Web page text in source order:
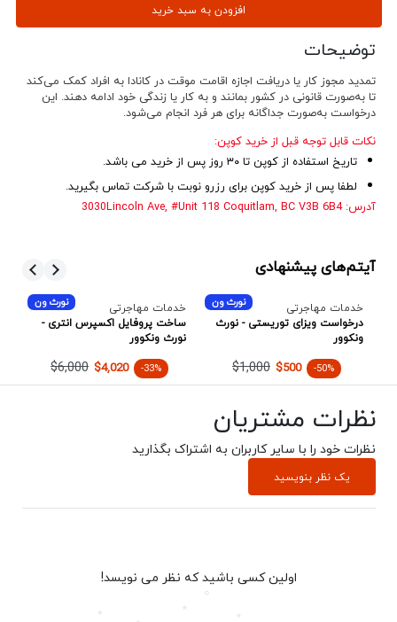
افزودن به سبد خرید
توضیحات
تمدید مجوز کار یا دریافت اجازه اقامت موقت در کانادا به افراد کمک می‌کند
تا به‌صورت قانونی در کشور بمانند و به کار یا زندگی خود ادامه دهند. این
درخواست به‌صورت جداگانه برای هر فرد انجام می‌شود.
نکات قابل توجه قبل از خرید کوپن:
تاریخ استفاده از کوپن تا ۳۰ روز پس از خرید می باشد.
لطفا پس از خرید کوپن برای رزرو نوبت با شرکت تماس بگیرید.
آدرس: 3030Lincoln Ave, #Unit 118Coquitlam, BC V3B 6B4
آیتم‌های پیشنهادی
نورث ون
خدمات مهاجرتی
درخواست ویزای توریستی - نورث
ونکوور
$1,000 $500 -50%
نورث ون
خدمات مهاجرتی
ساخت پروفایل اکسپرس انتری -
نورث ونکوور
$6,000 $4,020 -33%
نظرات مشتریان
نظرات خود را با سایر کاربران به اشتراک بگذارید
یک نظر بنویسید
اولین کسی باشید که نظر می نویسد!